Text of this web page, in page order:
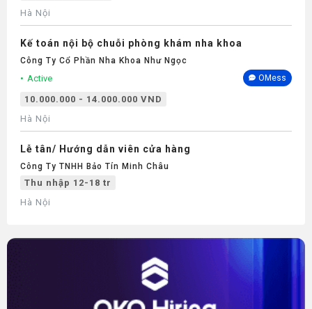
Hà Nội
Kế toán nội bộ chuỗi phòng khám nha khoa
Công Ty Cổ Phần Nha Khoa Như Ngọc
Active OMess
10.000.000 - 14.000.000 VND
Hà Nội
Lễ tân/ Hướng dẫn viên cửa hàng
Công Ty TNHH Bảo Tín Minh Châu
Thu nhập 12-18 tr
Hà Nội